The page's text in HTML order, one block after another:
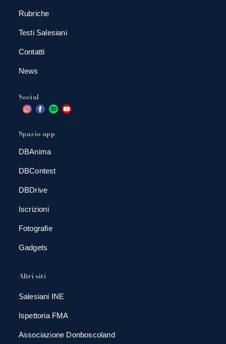
Rubriche
Testi Salesiani
Contatti
News
Social
Spazio app
DBAnima
DBContest
DBDrive
Iscrizioni
Fotografie
Gadgets
Altri siti
Salesiani INE
Ispettoria FMA
Associazione Donboscoland